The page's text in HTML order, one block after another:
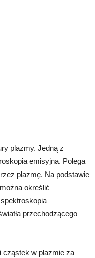
plazmy. Jedną z
emisyjna. Polega
plazmę. Na podstawie
określić
przechodzącego
cząstek w plazmie za